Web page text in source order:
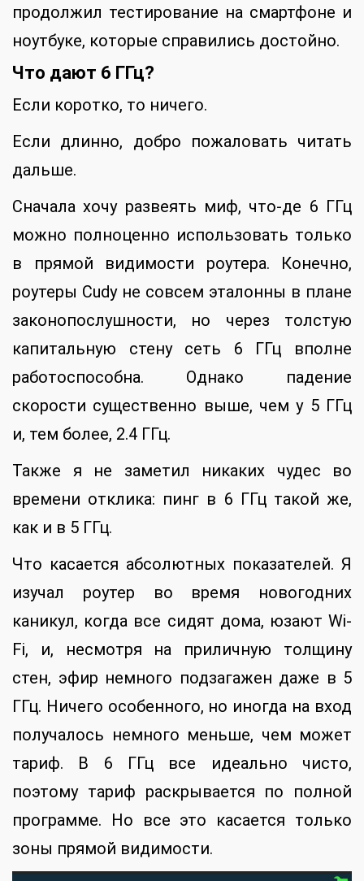
продолжил тестирование на смартфоне и
ноутбуке, которые справились достойно.
Что дают 6 ГГц?
Если коротко, то ничего.
Если длинно, добро пожаловать читать
дальше.
Сначала хочу развеять миф, что-де 6 ГГц
можно полноценно использовать только
в прямой видимости роутера. Конечно,
роутеры Cudy не совсем эталонны в плане
законопослушности, но через толстую
капитальную стену сеть 6 ГГц вполне
работоспособна. Однако падение
скорости существенно выше, чем у 5 ГГц
и, тем более, 2.4 ГГц.
Также я не заметил никаких чудес во
времени отклика: пинг в 6 ГГц такой же,
как и в 5 ГГц.
Что касается абсолютных показателей. Я
изучал роутер во время новогодних
каникул, когда все сидят дома, юзают Wi-
Fi, и, несмотря на приличную толщину
стен, эфир немного подзагажен даже в 5
ГГц. Ничего особенного, но иногда на вход
получалось немного меньше, чем может
тариф. В 6 ГГц все идеально чисто,
поэтому тариф раскрывается по полной
программе. Но все это касается только
зоны прямой видимости.